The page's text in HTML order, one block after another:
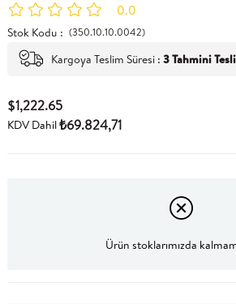
0.0
Stok Kodu (350.10.10.0042)
Kargoya Teslim Süresi : 3 Tahmini
$1,222.65
KDV Dahil₺69.824,71
Ürün stoklarımızda